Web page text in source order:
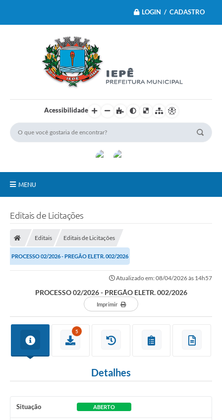
LOGIN / CADASTRO
Acessibilidade
MENU
Serviços Públicos
Questionário de Mapeamento Cultural
Coleta virtual: Planejamento de 2027
Fundo Social de Solidariedade de Iepê
Editais de Licitações
Editais Editais de Licitações
PROCESSO 02/2026 - PREGÃO ELETR. 002/2026
Atualizado em: 08/04/2026 às 14h57
PROCESSO 02/2026 - PREGÃO ELETR. 002/2026
Imprimir
5
Detalhes
Situação ABERTO